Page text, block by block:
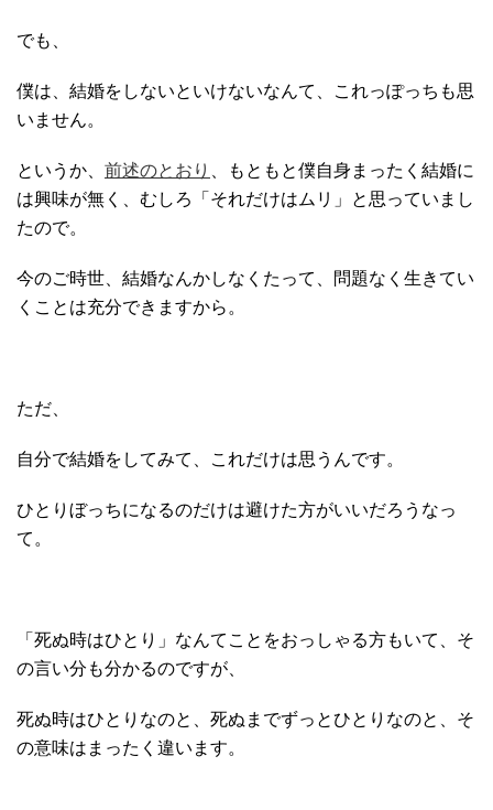
でも、
僕は、結婚をしないといけないなんて、これっぽっちも思
いません。
というか、 前述のとおり
、もともと僕自身まったく結婚に
は興味が無く、むしろ「それだけはムリ」と思っていまし
たので。
今のご時世、結婚なんかしなくたって、問題なく生きてい
くことは充分できますから。
ただ、
自分で結婚をしてみて、これだけは思うんです。
ひとりぼっちになるのだけは避けた方がいいだろうなっ
て。
「死ぬ時はひとり」なんてことをおっしゃる方もいて、そ
の言い分も分かるのですが、
死ぬ時はひとりなのと、死ぬまでずっとひとりなのと、そ
の意味はまったく違います。